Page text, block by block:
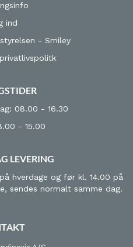
ind
- Smiley
08.00 - 16.30
- 15.00
LEVERING
hverdage og før kl. 14.00 på
sendes normalt samme dag.